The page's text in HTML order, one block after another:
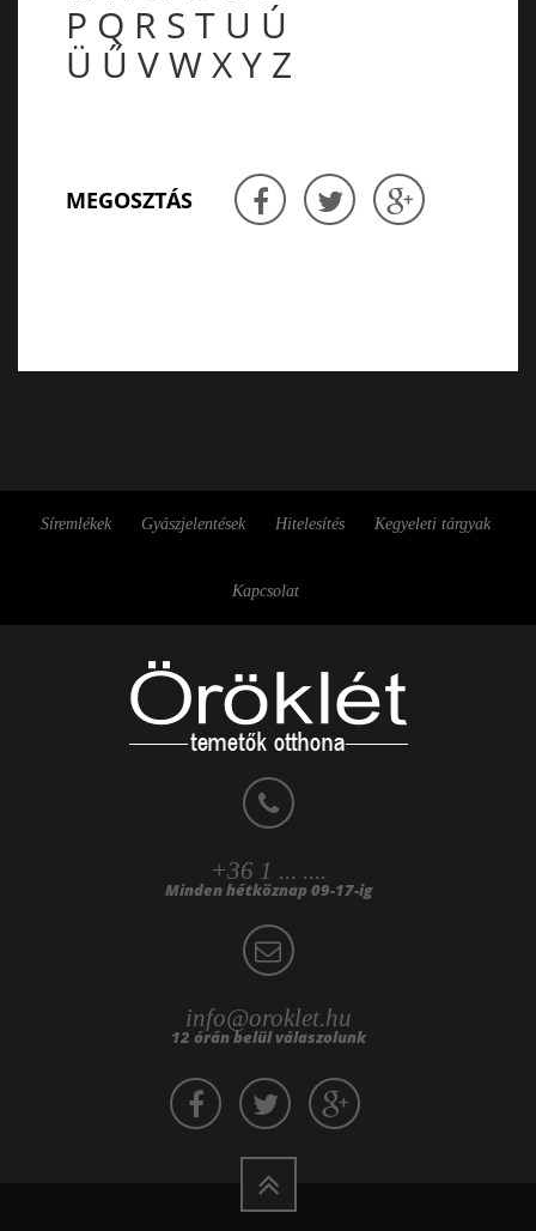
P Q R S T U Ú
Ü Ű VWXY Z
MEGOSZTÁS
Síremlékek Gyászjelentések Hitelesítés Kegyeleti tárgyak
Kapcsolat
+36 1 ... ....
Minden hétköznap 09-17-ig
info@oroklet.hu
12 órán belül válaszolunk